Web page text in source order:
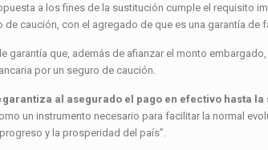
a los fines de la sustitución cumple el requisito
caución, con el agregado de que es una garantía de
garantía que, además de afianzar el monto
por un seguro de caución.
al asegurado el pago en efectivo hasta
un instrumento necesario para facilitar la normal
y la prosperidad del país”.